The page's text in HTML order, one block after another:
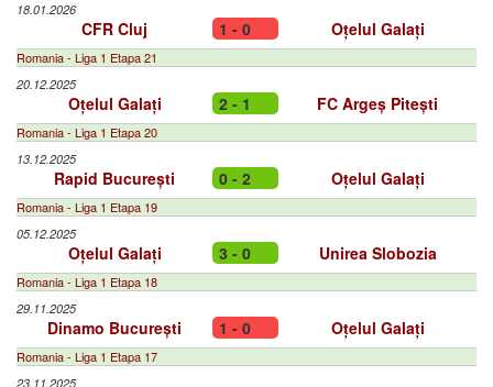
18.01.2026
CFR Cluj 1 - 0 Oțelul Galați
Romania - Liga 1 Etapa 21
20.12.2025
Oțelul Galați 2 - 1 FC Argeș Pitești
Romania - Liga 1 Etapa 20
13.12.2025
Rapid București 0 - 2 Oțelul Galați
Romania - Liga 1 Etapa 19
05.12.2025
Oțelul Galați 3 - 0 Unirea Slobozia
Romania - Liga 1 Etapa 18
29.11.2025
Dinamo București 1 - 0 Oțelul Galați
Romania - Liga 1 Etapa 17
23.11.2025